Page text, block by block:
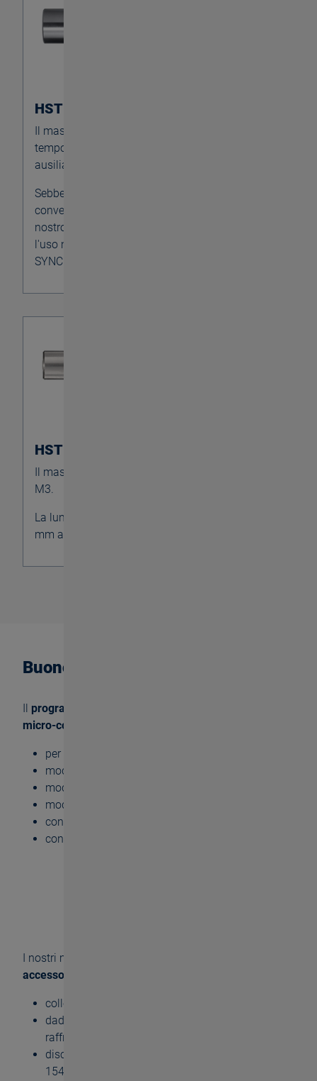
HST SYNCHRO QCA
Il maschiatore a cambio rapido fa risparmiare
tempo a bordo macchina senza attrezzature
ausiliarie.
Sebbene le bussole a cambio rapido
convenzionali abbiano un ampio gioco radiale, il
nostro QCA è stato progettato appositamente per
l'uso nel maschiatore micro-compensato HST
SYNCHRO.
HST SYNCHRO 10
Il maschiatore per dimensioni piccole da M1 a
M3.
La lunghezza totale può essere adattata da 100
mm a 60 mm accorciando il gambo cilindrico.
Buono a sapersi
programma del catalogo BASS
micro-compensati:
per utensili da M1 a M48
modello con gambo cilindrico DIN 1835 B/E
modello con adattatore HSK-A DIN 69893 A
modello lungo con una lunghezza fino a 200 mm
con cambio rapido
con adattatore Weldon
I nostri maschiatori sono disponibili con i seguenti
accessori:
colletto con quadro interno
dadi di serraggio DIN ISO 15488 per il liquido di
raffreddamento interno
dischi di tenuta per serraggio dei dadi DIN ISO
15488 per il liquido di raffreddamento interno